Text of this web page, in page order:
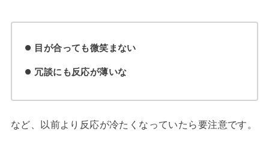
目が合っても微笑まない
冗談にも反応が薄いな
など、以前より反応が冷たくなっていたら要注意です。